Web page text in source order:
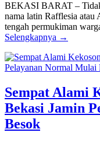
BEKASI BARAT –
nama latin Rafflesia atau
tengah permukiman
Selengkapnya →
Sempat Alami
Bekasi Jamin
Besok